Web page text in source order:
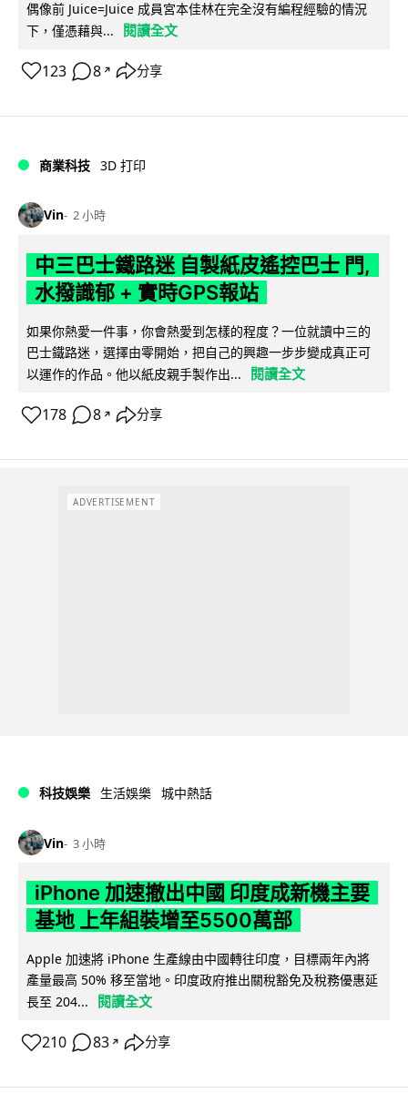
偶像前 Juice=Juice 成員宮本佳林在完全沒有編程經驗的情況
下，僅憑藉與...
閱讀全文
123 8 ↗ 分享
商業科技 3D 打印
Vin 2 小時
中三巴士鐵路迷 自製紙皮遙控巴士 門,
水撥識郁 + 實時GPS報站
如果你熱愛一件事，你會熱愛到怎樣的程度？一位就讀中三的
巴士鐵路迷，選擇由零開始，把自己的興趣一步步變成真正可
以運作的作品。他以紙皮親手製作出...
閱讀全文
178 8 ↗ 分享
ADVERTISEMENT
科技娛樂 生活娛樂 城中熱話
Vin 3 小時
iPhone 加速撤出中國 印度成新機主要
基地 上年組裝增至5500萬部
Apple 加速將 iPhone 生產線由中國轉往印度，目標兩年內將
產量最高 50% 移至當地。印度政府推出關稅豁免及稅務優惠延
長至 204...
閱讀全文
210 83 ↗ 分享